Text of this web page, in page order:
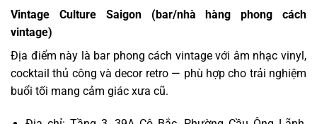
Vintage Culture Saigon (bar/nhà hàng phong cách
vintage)
Địa điểm này là bar phong cách vintage với âm nhạc vinyl,
cocktail thủ công và decor retro — phù hợp cho trải nghiệm
buổi tối mang cảm giác xưa cũ.